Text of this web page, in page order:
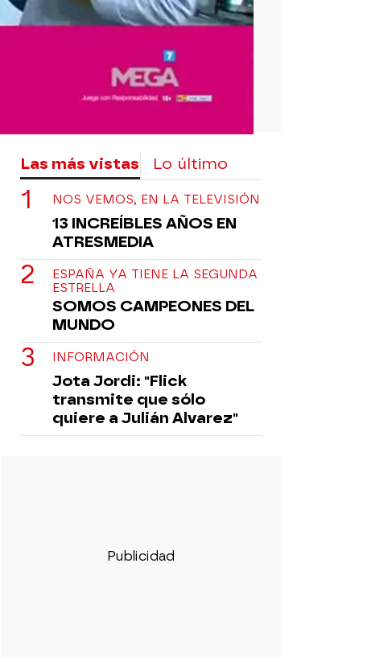
Las más vistas Lo último
NOS VEMOS, EN LA TELEVISIÓN
13 INCREÍBLES AÑOS EN
ATRESMEDIA
ESPAÑA YA TIENE LA SEGUNDA
ESTRELLA
SOMOS CAMPEONES DEL
MUNDO
INFORMACIÓN
Jota Jordi: "Flick
transmite que sólo
quiere a Julián Alvarez"